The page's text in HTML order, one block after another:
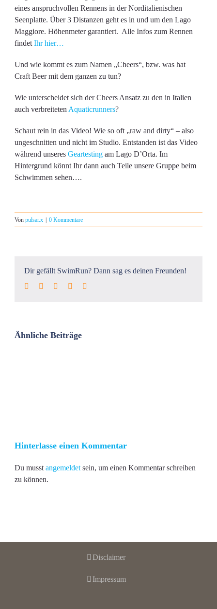
eines anspruchvollen Rennens in der Norditalienischen
Seenplatte. Über 3 Distanzen geht es in und um den Lago
Maggiore. Höhenmeter garantiert. Alle Infos zum Rennen
findet Ihr hier…
Und wie kommt es zum Namen „Cheers“, bzw. was hat
Craft Beer mit dem ganzen zu tun?
Wie unterscheidet sich der Cheers Ansatz zu den in Italien
auch verbreiteten Aquaticrunners?
Schaut rein in das Video! Wie so oft „raw and dirty“ – also
ungeschnitten und nicht im Studio. Entstanden ist das Video
während unseres Geartesting am Lago D’Orta. Im
Hintergrund könnt Ihr dann auch Teile unsere Gruppe beim
Schwimmen sehen….
Von pulsar.x 0 Kommentare
Dir gefällt SwimRun? Dann sag es deinen Freunden!
Facebook
TwitterLinkedInPinterest
Ähnliche Beiträge
Hinterlasse einen Kommentar
Du musst angemeldet sein, um einen Kommentar schreiben
zu können.
Disclaimer
Impressum